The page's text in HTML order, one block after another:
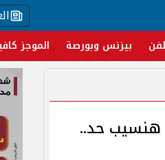
بيزنس وبورصة الموجز
هنسيب حد..